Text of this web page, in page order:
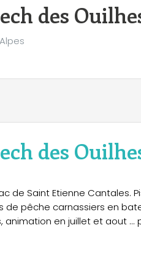
des
des
de Saint Etienne Cantales.
pêche carnassiers en
en juillet et aout